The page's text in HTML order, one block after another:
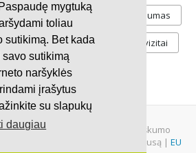
mygtuką
toliau
sutikimą. Bet kada
sutikimą
naršyklės
įrašytus
su slapukų
daugiau
atostogos referendumas
Valandos Rekvizitai
Investicijos
siekianti organizacija VŠĮ "Pilietiškumo
Įstaiga turi paramos gavėjo statusą | EU